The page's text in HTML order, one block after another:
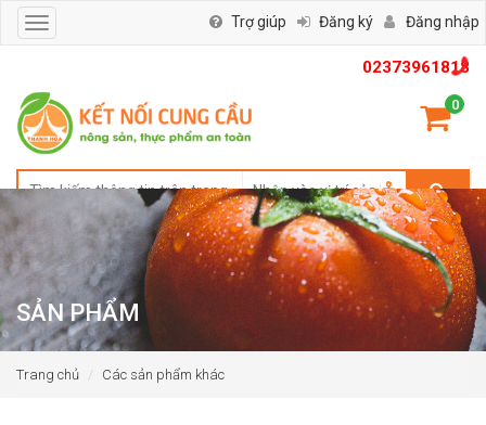
02373961818
0
Toggle
navigation
Trợ giúp Đăng ký Đăng nhập
SẢN PHẨM
Trang chủ Các sản phẩm khác